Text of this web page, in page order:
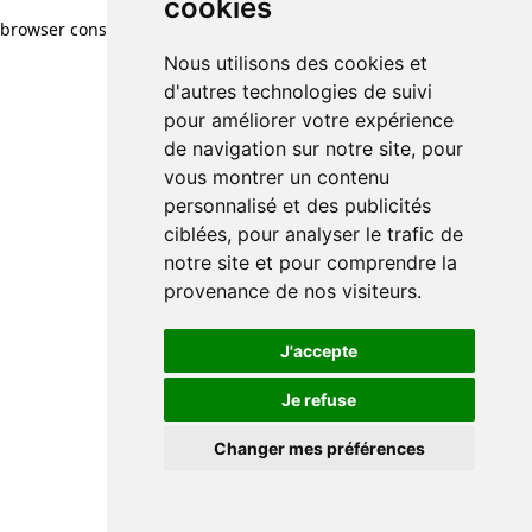
cookies
Nous utilisons des cookies et
d'autres technologies de suivi
pour améliorer votre expérience
de navigation sur notre site, pour
vous montrer un contenu
personnalisé et des publicités
ciblées, pour analyser le trafic de
notre site et pour comprendre la
provenance de nos visiteurs.
J'accepte
Je refuse
Changer mes préférences
browser console for more information)